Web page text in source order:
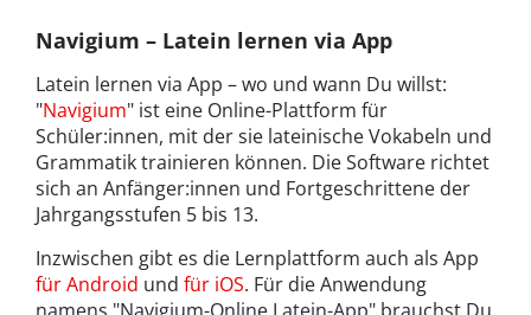
Navigium – Latein lernen via App
Latein lernen via App – wo und wann Du willst:
"Navigium" ist eine Online-Plattform für
Schüler:innen, mit der sie lateinische Vokabeln und
Grammatik trainieren können. Die Software richtet
sich an Anfänger:innen und Fortgeschrittene der
Jahrgangsstufen 5 bis 13.
Inzwischen gibt es die Lernplattform auch als App
für Android und für iOS. Für die Anwendung
namens "Navigium-Online Latein-App" brauchst Du